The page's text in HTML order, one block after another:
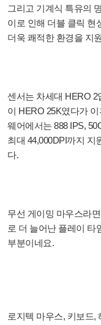
그리고 기계식 특유의
이로 인해 더블 클릭 현
더욱 쾌적한 환경을 지
센서는 차세대 HERO
이 HERO 25K였다가
웨어에서는 888 IPS,
최대 44,000DPI까지 지
다.
무선 게이밍 마우스라
로 더 늘어난 플레이 타
부분이네요.
로지텍 마우스, 키보드,